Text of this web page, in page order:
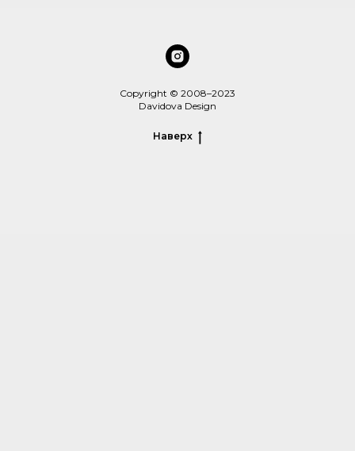
Copyright © 2008–2023
Davidova Design
Наверх